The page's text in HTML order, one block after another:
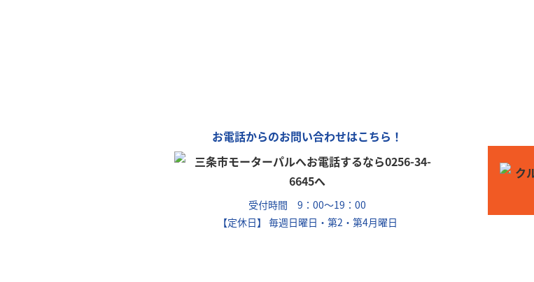
お電話からのお問い合わせはこちら！
受付時間 9：00～19：00
【定休日】 毎週日曜日・第2・第4月曜日